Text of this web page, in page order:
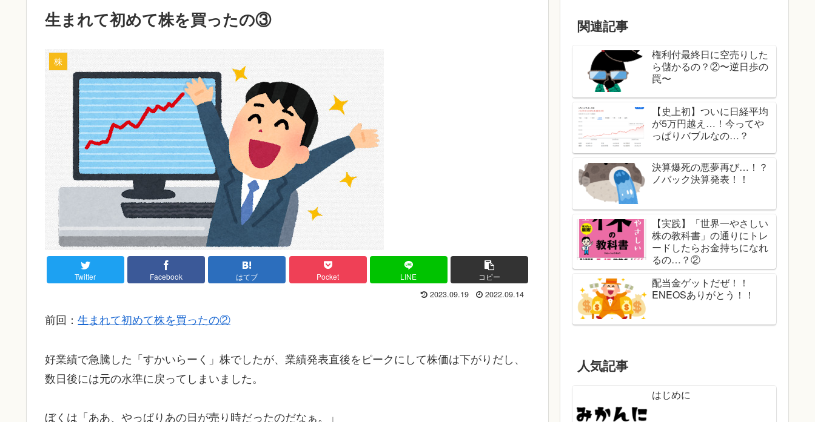
生まれて初めて株を買ったの③
株
Twitter Facebook はてブ Pocket LINE コピー
2023.09.19 2022.09.14
前回： 生まれて初めて株を買ったの②
好業績で急騰した「すかいらーく」株でしたが、業績発表直後をピークにして株価は下がりだし、
数日後には元の水準に戻ってしまいました。
ぼくは「ああ、やっぱりあの日が売り時だったのだなぁ。」
関連記事
権利付最終日に空売りした
ら儲かるの？②〜逆日歩の
罠〜
【史上初】ついに日経平均
が5万円越え…！今ってや
っぱりバブルなの…？
決算爆死の悪夢再び…！？
ノバック決算発表！！
【実践】「世界一やさしい
株の教科書」の通りにトレ
ードしたらお金持ちになれ
るの…？②
配当金ゲットだぜ！！
ENEOSありがとう！！
人気記事
はじめに